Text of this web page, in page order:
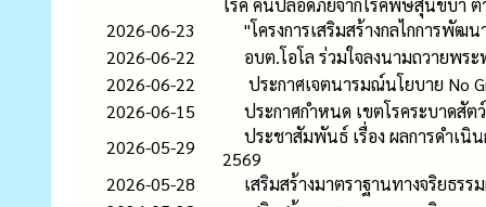
โรค คนปลอดภัยจากโรคพิษสุนัขบ้า
2026-06-23
"โครงการเสริมสร้างกลไกการพั
2026-06-22
อบต.โอโล ร่วมใจลงนามถวายพ
2026-06-22
ประกาศเจตนารมณ์นโยบาย No
2026-06-15
ประกาศกำหนด เขตโรคระบาดสั
2026-05-29
ประชาสัมพันธ์ เรื่อง ผลการดำเ
2569
2026-05-28
เสริมสร้างมาตราฐานทางจริยธ